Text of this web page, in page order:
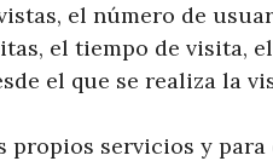
el número de
el tiempo de visita,
el que se realiza la
servicios y